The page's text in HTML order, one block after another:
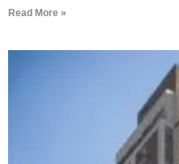
Read More »